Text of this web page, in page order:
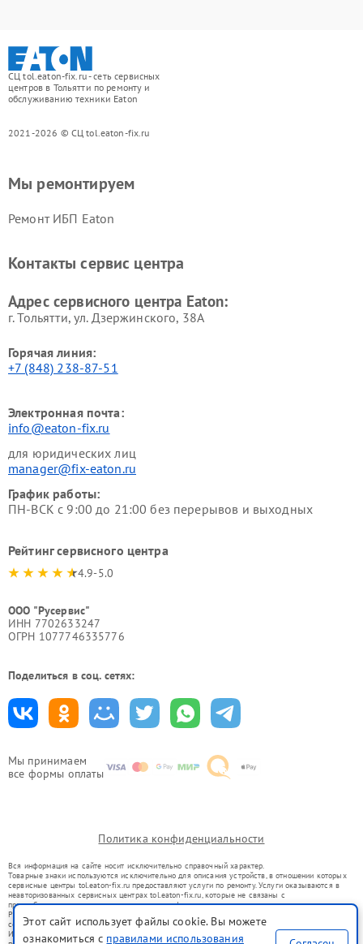
СЦ tol.eaton-fix.ru - сеть сервисных
центров в Тольятти по ремонту и
обслуживанию техники Eaton
2021-2026 © СЦ tol.eaton-fix.ru
Мы принимаем
все формы оплаты
Мы ремонтируем
Ремонт ИБП Eaton
Контакты сервис центра
Адрес сервисного центра Eaton:
г. Тольятти, ул. Дзержинского, 38А
Горячая линия:
+7 (848) 238-87-51
Электронная почта:
info@eaton-fix.ru
для юридических лиц
manager@fix-eaton.ru
График работы:
ПН-ВСК с 9:00 до 21:00 без перерывов и выходных
Рейтинг сервисного центра
4.9-5.0
ООО "Русервис"
ИНН 7702633247
ОГРН 1077746335776
Поделиться в соц. сетях:
Политика конфиденциальности
Вся информация на сайте носит исключительно справочный характер.
Товарные знаки используются исключительно для описания устройств, в отношении которых
сервисные центры tol.eaton-fix.ru предоставляют услуги по ремонту. Услуги оказываются в
неавторизованных сервисных центрах tol.eaton-fix.ru, которые не связаны с
правообладателями товарных знаков или их официальными представителями.
Ремонт осуществляется для устройств, уже введенных в гражданский оборот в соответствии
со статьей 1487 ГК РФ.
Использование товарных знаков не преследует цели индивидуализации услуг или введения
Этот сайт использует файлы cookie. Вы можете
ознакомиться с правилами использования